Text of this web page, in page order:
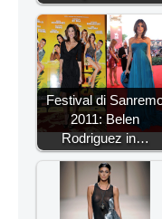
Festival di
2011: Belen
Rodriguez in…